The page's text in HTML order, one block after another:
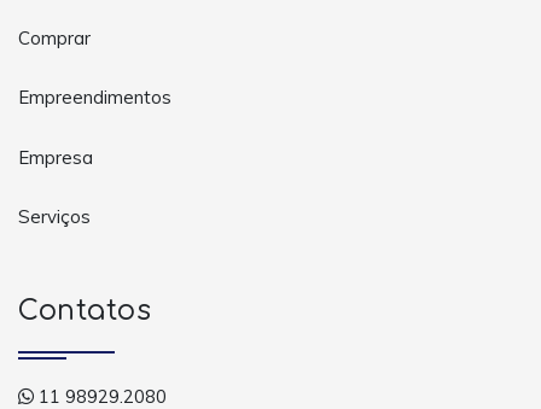
Comprar
Empreendimentos
Empresa
Serviços
Contatos
11 98929.2080